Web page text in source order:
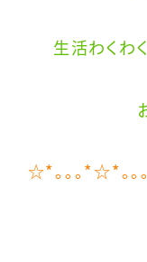
生活わくわ
☆*｡｡｡*☆*｡｡｡